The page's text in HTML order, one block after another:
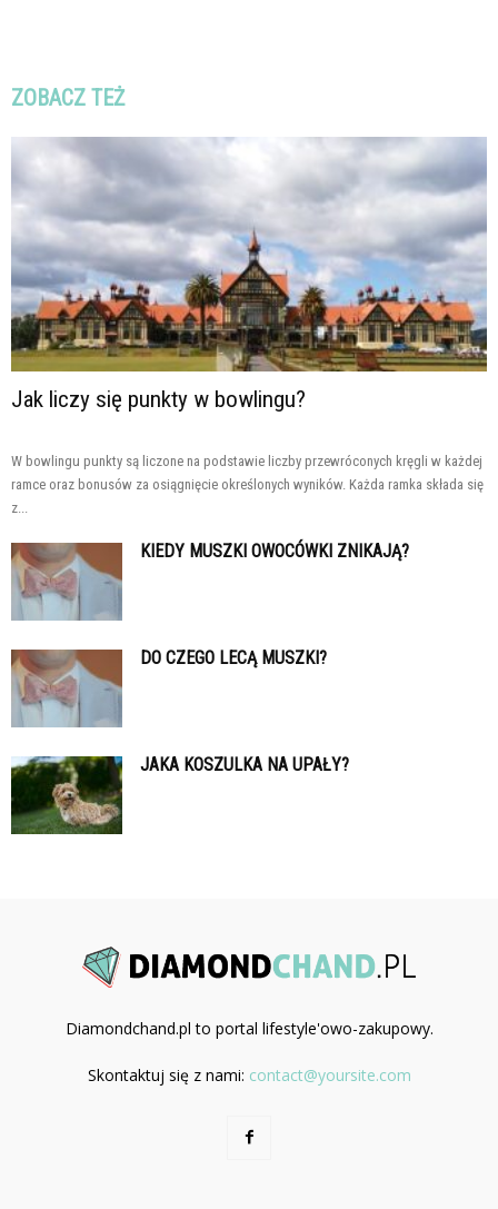
ZOBACZ TEŻ
Jak liczy się punkty w bowlingu?
W bowlingu punkty są liczone na podstawie liczby przewróconych kręgli w każdej
ramce oraz bonusów za osiągnięcie określonych wyników. Każda ramka składa się
z...
KIEDY MUSZKI OWOCÓWKI ZNIKAJĄ?
DO CZEGO LECĄ MUSZKI?
JAKA KOSZULKA NA UPAŁY?
Diamondchand.pl to portal lifestyle'owo-zakupowy.
Skontaktuj się z nami: contact@yoursite.com